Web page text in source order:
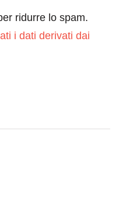
ridurre lo spam.
i dati derivati dai